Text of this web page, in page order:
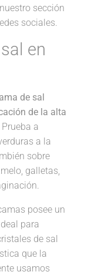
sección
sociales.
en
de sal
de la alta
Prueba a
a la
sobre
galletas,
posee un
para
de sal
que la
usamos